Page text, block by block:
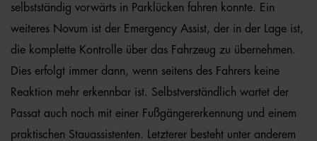
selbstständig vorwärts in Parklücken fahren konnte. Ein
weiteres Novum ist der Emergency Assist, der in der Lage ist,
die komplette Kontrolle über das Fahrzeug zu übernehmen.
Dies erfolgt immer dann, wenn seitens des Fahrers keine
Reaktion mehr erkennbar ist. Selbstverständlich wartet der
Passat auch noch mit einer Fußgängererkennung und einem
praktischen Stauassistenten. Letzterer besteht unter anderem